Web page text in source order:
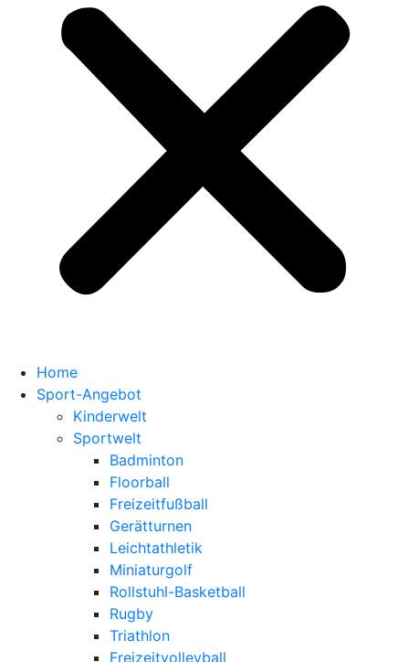
Home
Sport-Angebot
Kinderwelt
Sportwelt
Badminton
Floorball
Freizeitfußball
Gerätturnen
Leichtathletik
Miniaturgolf
Rollstuhl-Basketball
Rugby
Triathlon
Freizeitvolleyball